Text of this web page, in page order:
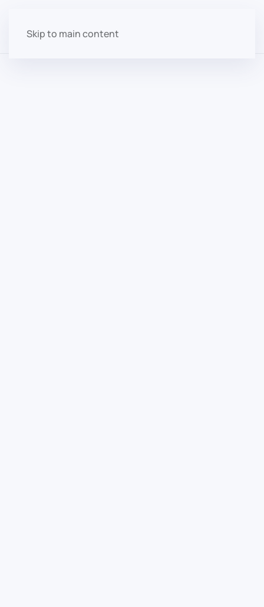
Skip to main content